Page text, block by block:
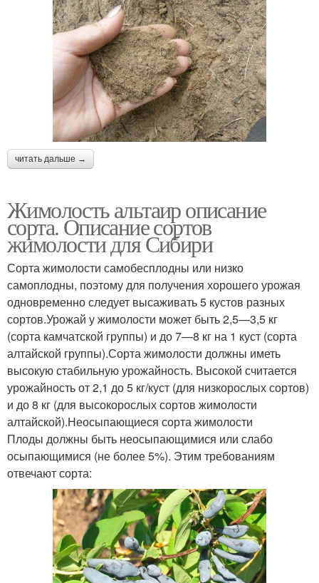
читать дальше →
Жимолость альтаир описание
сорта. Описание сортов
жимолости для Сибири
Сорта жимолости самобесплодны или низко
самоплодны, поэтому для получения хорошего урожая
одно­временно следует высаживать 5 кустов разных
сортов.Уро­жай у жимолости может быть 2,5—3,5 кг
(сорта камчатской группы) и до 7—8 кг на 1 куст (сорта
алтайской группы).Сорта жимолости должны иметь
высокую стабильную урожайность. Высокой считается
урожайность от 2,1 до 5 кг/куст (для низкорослых сортов)
и до 8 кг (для высокорослых сортов жимолости
алтайской).Неосыпающиеся сорта жимолости
Плоды должны быть неосыпающимися или слабо
осыпающимися (не более 5%). Этим требованиям
отвечают сорта: